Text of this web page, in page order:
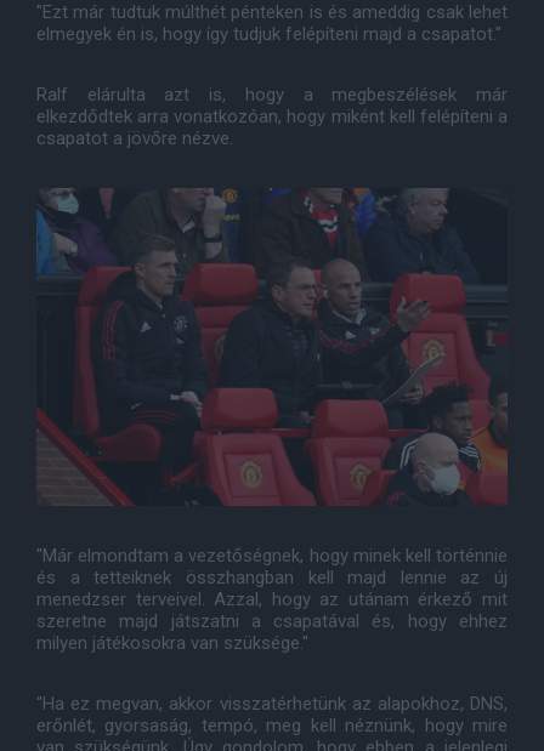
"Ezt már tudtuk múlthét pénteken is és ameddig csak lehet
elmegyek én is, hogy így tudjuk felépíteni majd a csapatot."
Ralf elárulta azt is, hogy a megbeszélések már
elkezdődtek arra vonatkozóan, hogy miként kell felépíteni a
csapatot a jövőre nézve.
"Már elmondtam a vezetőségnek, hogy minek kell történnie
és a tetteiknek összhangban kell majd lennie az új
menedzser terveivel. Azzal, hogy az utánam érkező mit
szeretne majd játszatni a csapatával és, hogy ehhez
milyen játékosokra van szüksége."
"Ha ez megvan, akkor visszatérhetünk az alapokhoz, DNS,
erőnlét, gyorsaság, tempó, meg kell néznünk, hogy mire